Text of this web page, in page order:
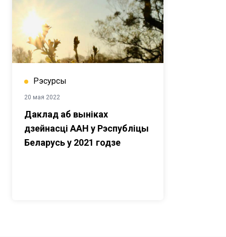
Рэсурсы
20 мая 2022
Даклад аб выніках
дзейнасці ААН у Рэспубліцы
Беларусь у 2021 годзе